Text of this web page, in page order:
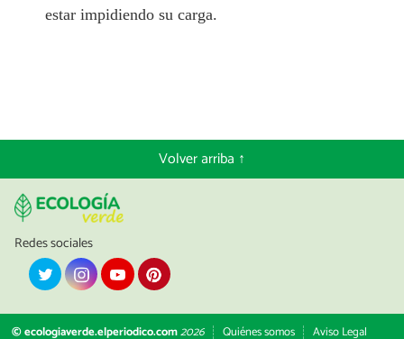
estar impidiendo su carga.
Volver arriba ↑
Redes sociales
© ecologiaverde.elperiodico.com2026 Quiénes somos Aviso Legal